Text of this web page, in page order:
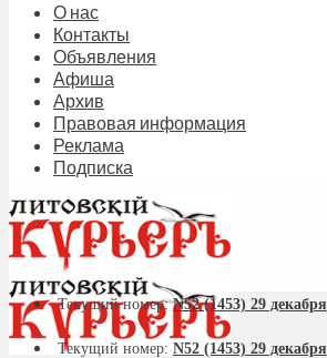
О нас
Контакты
Объявления
Афиша
Архив
Правовая информация
Реклама
Подписка
Текущий номер:N52 (1453) 29 декабря
Текущий номер: N52 (1453) 29 декабря